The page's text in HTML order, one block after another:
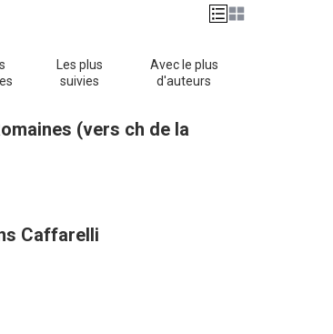
Les plus
suivies
Avec le plus
d'auteurs
(vers ch de la
Caffarelli